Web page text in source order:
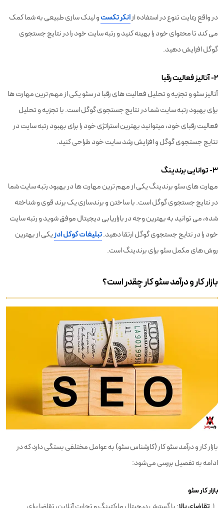
در واقع رعایت تنوع در استفاده ازانکر تکستو لینک سازی طبیعی به شما کمک
می کند تا محتوای خود را بهینه کنید و رتبه سایت خود را در نتایج جستجوی
گوگل افزایش دهید.
۲- آنالیز فعالیت رقبا
آنالیز سئو و تجزیه و تحلیل فعالیت های رقبا در سئو یکی از مهم ترین مهارت ها
برای بهبود رتبه سایت شما در نتایج جستجوی گوگل است. با تجزیه و تحلیل
فعالیت رقبای خود، میتوانید بهترین استراتژی خود را برای بهبود رتبه سایت در
نتایج جستجوی گوگل و افزایش رشد سایت خود طراحی کنید.
۳- توانایی برندینگ
مهارت های سئو برندینگ یکی از مهم ترین مهارت ها در بهبود رتبه سایت شما
در نتایج جستجوی گوگل است. با ساختن و برندسازی یک برند قوی و شناخته
شده، می توانید به بهترین وجه در بازاریابی دیجیتال موفق شوید و رتبه سایت
خود را در نتایج جستجوی گوگل ارتقا دهید.تبلیغات گوگل ادزیکی از بهترین
روش های مکمل سئو برای برندینگ است.
بازار کار و درآمد سئو کار چقدر است؟
بازار کار و درآمد سئو کار (کارشناس سئو) به عوامل مختلفی بستگی دارد که در
ادامه به تفصیل بررسی می‌شود:
بازار کار سئو